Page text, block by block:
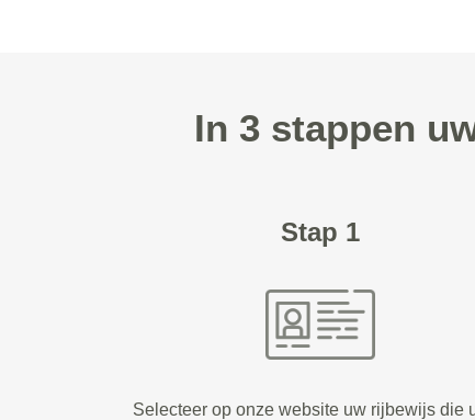
In 3 stappen
Stap 1
Selecteer op onze website uw rijbewijs die